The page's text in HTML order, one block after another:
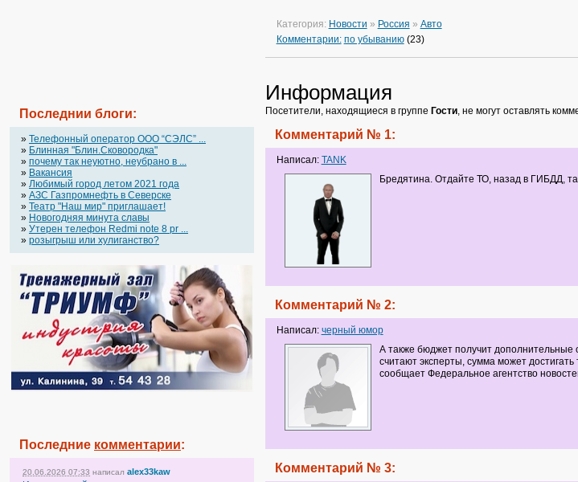
Последнии блоги:
» Телефонный оператор OOO “СЭЛС” ...
» Блинная "Блин.Сковородка"
» почему так неуютно, неубрано в ...
» Вакансия
» Любимый город летом 2021 года
» АЗС Газпромнефть в Северске
» Театр "Наш мир" приглашает!
» Новогодняя минута славы
» Утерен телефон Redmi note 8 pr ...
» розыгрыш или хулиганство?
Последние комментарии:
20.06.2026 07:33 написал alex33kaw
Категория: Новости » Россия » Авто
Комментарии: по убыванию(23)
Информация
Посетители, находящиеся в группе Гости, не могут оставлять
Комментарий № 1:
Написал: TANK
Бредятина. Отдайте ТО, назад в ГИБДД,
Комментарий № 2:
Написал: черный юмор
А также бюджет получит дополнительные
считают эксперты, сумма может
сообщает Федеральное агентство
Комментарий № 3: